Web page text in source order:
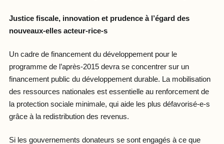
Justice fiscale, innovation et prudence à l’égard des
nouveaux-elles acteur-rice-s
Un cadre de financement du développement pour le
programme de l’après-2015 devra se concentrer sur un
financement public du développement durable. La mobilisation
des ressources nationales est essentielle au renforcement de
la protection sociale minimale, qui aide les plus défavorisé-e-s
grâce à la redistribution des revenus.
Si les gouvernements donateurs se sont engagés à ce que